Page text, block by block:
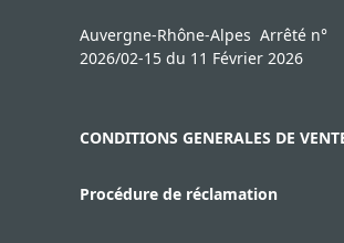
Auvergne-Rhône-Alpes Arrêté n°
2026/02-15 du 11 Février 2026
CONDITIONS GENERALES DE
Procédure de réclamation